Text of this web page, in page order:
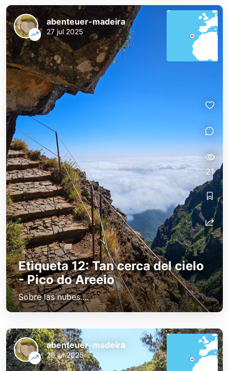
abenteuer-madeira
abenteuer-madeira
Etiqueta 12: Tan cerca del cielo
- Pico do Areeio
Sobre las nubes....
abenteuer-madeira
27 jul 2025
21
abenteuer-madeira
26 jul 2025